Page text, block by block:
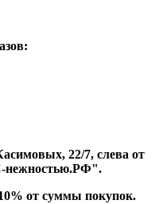
22/7, слева от
нежностью.РФ".
от суммы покупок.